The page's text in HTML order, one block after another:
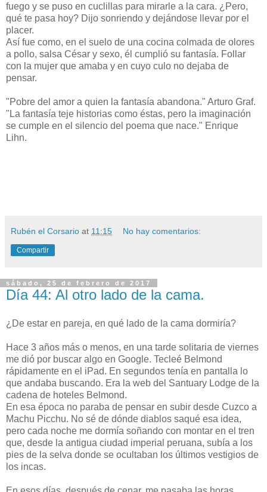
fuego y se puso en cuclillas para mirarle a la cara. ¿Pero,
qué te pasa hoy? Dijo sonriendo y dejándose llevar por el
placer.
Así fue como, en el suelo de una cocina colmada de olores
a pollo, salsa César y sexo, él cumplió su fantasía. Follar
con la mujer que amaba y en cuyo culo no dejaba de
pensar.
"Pobre del amor a quien la fantasía abandona." Arturo Graf.
"La fantasía teje historias como éstas, pero la imaginación
se cumple en el silencio del poema que nace." Enrique
Lihn.
Rubén el Corsario at 11:15 No hay comentarios:
Compartir
sábado, 25 de febrero de 2017
Día 44: Al otro lado de la cama.
¿De estar en pareja, en qué lado de la cama dormiría?
Hace 3 años más o menos, en una tarde solitaria de viernes
me dió por buscar algo en Google. Tecleé Belmond
rápidamente en el iPad. En segundos tenía en pantalla lo
que andaba buscando. Era la web del Santuary Lodge de la
cadena de hoteles Belmond.
En esa época no paraba de pensar en subir desde Cuzco a
Machu Picchu. No sé de dónde diablos saqué esa idea,
pero cada noche me dormía soñando con montar en el tren
que, desde la antigua ciudad imperial peruana, subía a los
pies de la selva donde se ocultaban los últimos vestigios de
los incas.